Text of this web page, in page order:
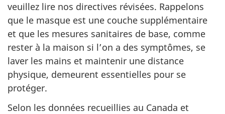
veuillez lire nos directives révisées. Rappelons
que le masque est une couche supplémentaire
et que les mesures sanitaires de base, comme
rester à la maison si l’on a des symptômes, se
laver les mains et maintenir une distance
physique, demeurent essentielles pour se
protéger.
Selon les données recueillies au Canada et